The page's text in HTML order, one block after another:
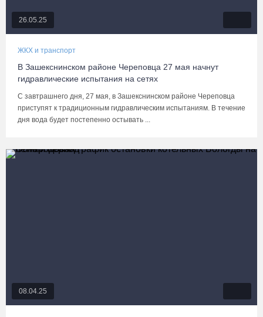
26.05.25
ЖКХ и транспорт
В Зашекснинском районе Череповца 27 мая начнут
гидравлические испытания на сетях
С завтрашнего дня, 27 мая, в Зашекснинском районе Череповца
приступят к традиционным гидравлическим испытаниям. В течение
дня вода будет постепенно остывать ...
08.04.25